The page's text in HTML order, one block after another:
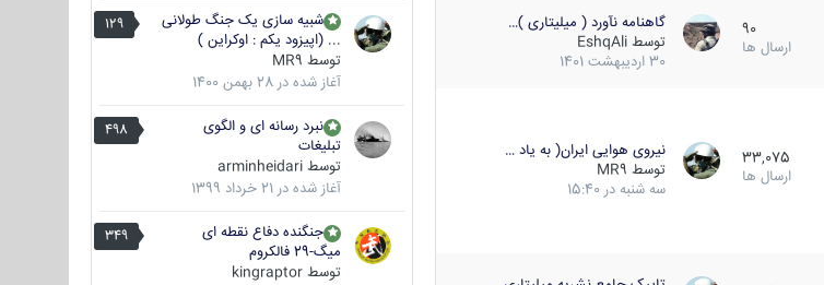
90
ارسال ها
گاهنامه نآورد ( میلیتاری )…
توسط EshqAli
30 اردیبهشت 1401
33,075
ارسال ها
نیروی هوایی ایران( به یاد …
توسط MR9
سه شنبه در 15:40
129
شبیه سازی یک جنگ طولانی
... (اپیزود یکم : اوکراین )
توسط MR9
آغاز شده در 28 بهمن 1400
498
نبرد رسانه ای و الگوی
تبلیغات
توسط arminheidari
آغاز شده در 21 خرداد 1399
349
جنگنده دفاع نقطه ای
میگ-29 فالکروم
توسط kingraptor